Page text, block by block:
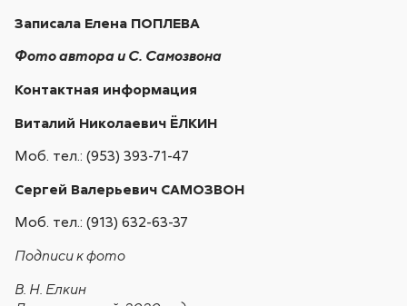
Записала Елена ПОПЛЕВА
Фото автора и С. Самозвона
Контактная информация
Виталий Николаевич ЁЛКИН
Моб. тел.: (953) 393-71-47
Сергей Валерьевич САМОЗВОН
Моб. тел.: (913) 632-63-37
Подписи к фото
В. Н. Елкин